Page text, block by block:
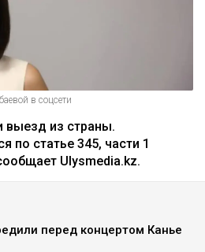
в соцсети
выезд из страны.
по статье 345, части 1
Ulysmedia.kz.
перед концертом Канье